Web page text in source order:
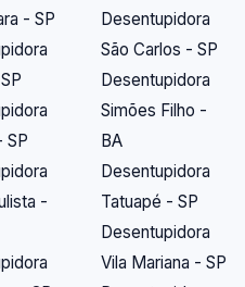
- SP
SP
-
Desentupidora
São Carlos - SP
Desentupidora
Simões Filho -
BA
Desentupidora
Tatuapé - SP
Desentupidora
Vila Mariana - SP